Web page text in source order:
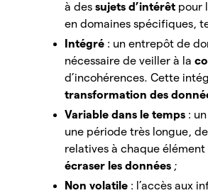
à dessujets d’intérêt pour
en domaines spécifiques,
Intégré : un entrepôt de
nécessaire de veiller à la
d’incohérences. Cette
transformation des
Variable dans le temps :
une période très longue,
relatives à chaque
écraser les données ;
Non volatile : l’accès aux